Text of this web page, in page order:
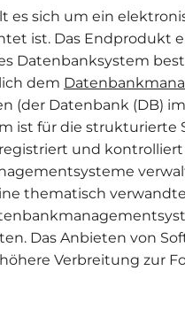
es sich um ein
ist. Das Endprodukt
Datenbanksystem
dem
(der Datenbank (DB)
ist für die strukturierte
und kontrolliert
thematisch
Das Anbieten von
Verbreitung zur